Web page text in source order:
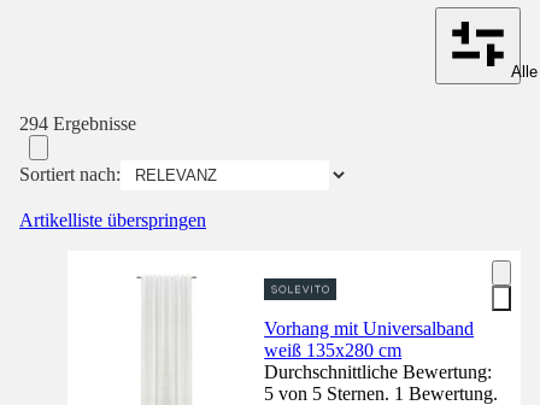
294 Ergebnisse
Sortiert nach:
Artikelliste überspringen
Vorhang mit Universalband
weiß 135x280 cm
Durchschnittliche Bewertung:
5 von 5 Sternen. 1 Bewertung.